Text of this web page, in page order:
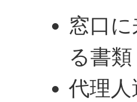
窓口
る書類
代理